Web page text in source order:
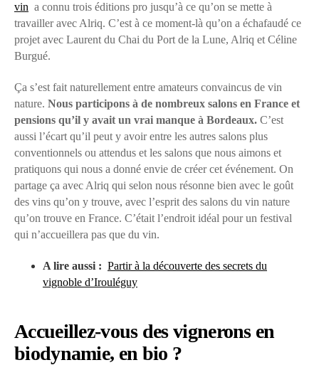
vin a connu trois éditions pro jusqu’à ce qu’on se mette à
travailler avec Alriq. C’est à ce moment-là qu’on a échafaudé ce
projet avec Laurent du Chai du Port de la Lune, Alriq et Céline
Burgué.
Ça s’est fait naturellement entre amateurs convaincus de vin
nature. Nous participons à de nombreux salons en France et
pensions qu’il y avait un vrai manque à Bordeaux. C’est
aussi l’écart qu’il peut y avoir entre les autres salons plus
conventionnels ou attendus et les salons que nous aimons et
pratiquons qui nous a donné envie de créer cet événement. On
partage ça avec Alriq qui selon nous résonne bien avec le goût
des vins qu’on y trouve, avec l’esprit des salons du vin nature
qu’on trouve en France. C’était l’endroit idéal pour un festival
qui n’accueillera pas que du vin.
A lire aussi : Partir à la découverte des secrets du
vignoble d’Irouléguy
Accueillez-vous des vignerons en
biodynamie, en bio ?